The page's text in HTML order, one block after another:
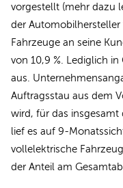
vorgestellt (mehr dazu
der Automobilhersteller
Fahrzeuge an seine
von 10,9 %. Lediglich
aus.
Auftragsstau aus dem
wird, für das insgesamt
lief es auf 9-
vollelektrische
der Anteil am